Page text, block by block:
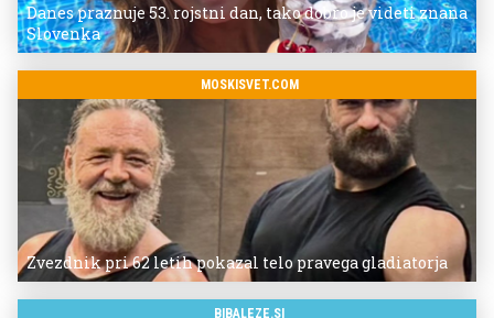
Danes praznuje 53. rojstni dan, tako dobro je videti znana
Slovenka
MOSKISVET.COM
Zvezdnik pri 62 letih pokazal telo pravega gladiatorja
BIBALEZE.SI